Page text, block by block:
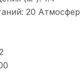
20 Атмосфер